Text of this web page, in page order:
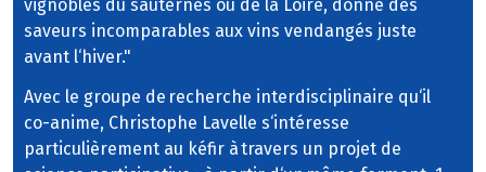
vignobles du sauternes ou de la Loire, donne des
saveurs incomparables aux vins vendangés juste
avant l‘hiver."
Avec le groupe de recherche interdisciplinaire qu‘il
co-anime, Christophe Lavelle s‘intéresse
particulièrement au kéfir à travers un projet de